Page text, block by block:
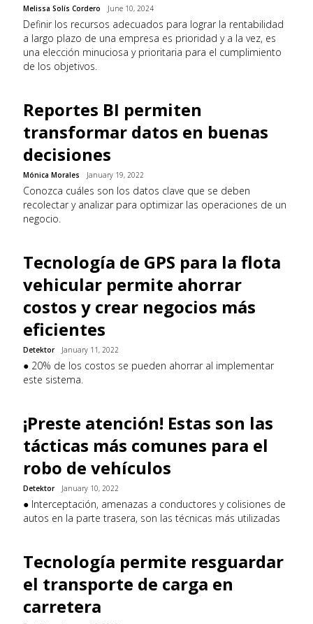
Melissa Solís Cordero June 10, 2024
Definir los recursos adecuados para lograr la rentabilidad
a largo plazo de una empresa es prioridad y a la vez, es
una elección minuciosa y prioritaria para el cumplimiento
de los objetivos.
Reportes BI permiten
transformar datos en buenas
decisiones
Mónica Morales January 19, 2022
Conozca cuáles son los datos clave que se deben
recolectar y analizar para optimizar las operaciones de un
negocio.
Tecnología de GPS para la flota
vehicular permite ahorrar
costos y crear negocios más
eficientes
Detektor January 11, 2022
● 20% de los costos se pueden ahorrar al implementar
este sistema.
¡Preste atención! Estas son las
tácticas más comunes para el
robo de vehículos
Detektor January 10, 2022
● Interceptación, amenazas a conductores y colisiones de
autos en la parte trasera, son las técnicas más utilizadas
Tecnología permite resguardar
el transporte de carga en
carretera